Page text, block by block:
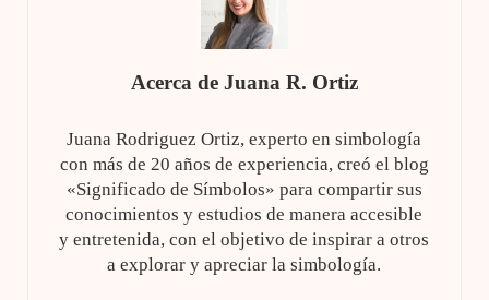
Acerca de Juana R. Ortiz
Juana Rodriguez Ortiz, experto en simbología
con más de 20 años de experiencia, creó el blog
«Significado de Símbolos» para compartir sus
conocimientos y estudios de manera accesible
y entretenida, con el objetivo de inspirar a otros
a explorar y apreciar la simbología.